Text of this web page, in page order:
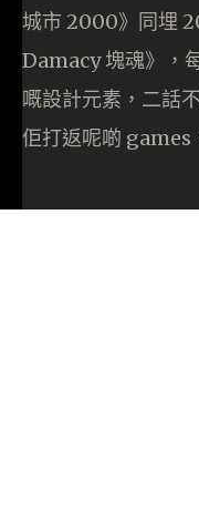
城市 2000》同埋
Damacy 塊魂》，
嘅設計元素，二話
佢打返呢啲 games